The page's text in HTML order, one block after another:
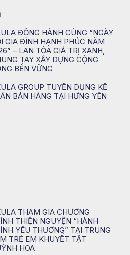
ĐỒNG HÀNH CÙNG “NGÀY
GIA ĐÌNH HẠNH PHÚC NĂM
– LAN TỎA GIÁ TRỊ XANH,
TAY XÂY DỰNG CỘNG
BỀN VỮNG
GROUP TUYỂN DỤNG KẾ
BÁN HÀNG TẠI HƯNG YÊN
THAM GIA CHƯƠNG
THIỆN NGUYỆN “HÀNH
YÊU THƯƠNG” TẠI TRUNG
TRẺ EM KHUYẾT TẬT
HOA